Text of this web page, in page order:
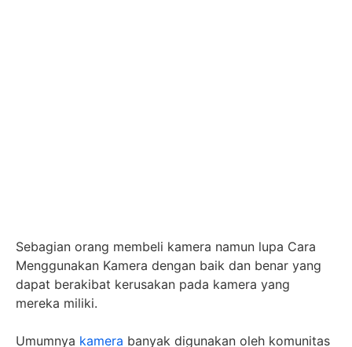
Sebagian orang membeli kamera namun lupa Cara
Menggunakan Kamera dengan baik dan benar yang
dapat berakibat kerusakan pada kamera yang
mereka miliki.
Umumnya kamera banyak digunakan oleh komunitas